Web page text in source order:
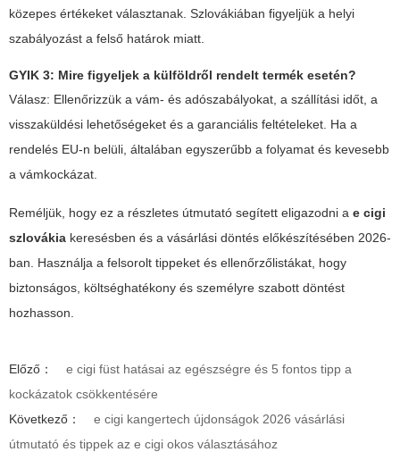
közepes értékeket választanak. Szlovákiában figyeljük a helyi
szabályozást a felső határok miatt.
GYIK 3: Mire figyeljek a külföldről rendelt termék esetén?
Válasz: Ellenőrizzük a vám- és adószabályokat, a szállítási időt, a
visszaküldési lehetőségeket és a garanciális feltételeket. Ha a
rendelés EU-n belüli, általában egyszerűbb a folyamat és kevesebb
a vámkockázat.
Reméljük, hogy ez a részletes útmutató segített eligazodni a e cigi
szlovákia keresésben és a vásárlási döntés előkészítésében 2026-
ban. Használja a felsorolt tippeket és ellenőrzőlistákat, hogy
biztonságos, költséghatékony és személyre szabott döntést
hozhasson.
Előző：
e cigi füst hatásai az egészségre és 5 fontos tipp a
kockázatok csökkentésére
Következő：
e cigi kangertech újdonságok 2026 vásárlási
útmutató és tippek az e cigi okos választásához